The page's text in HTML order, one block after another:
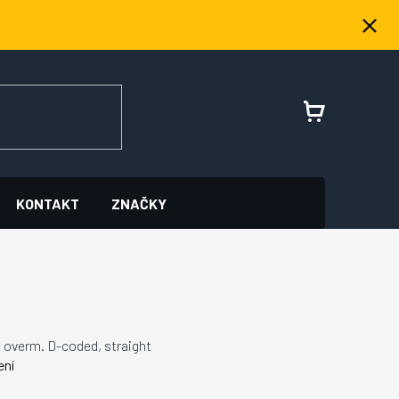
NÁKUPNÍ
KONTAKT ZNAČKY
overm. D-coded, straight